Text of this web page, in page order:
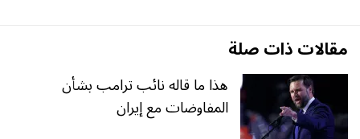
مقالات ذات صلة
هذا ما قاله نائب ترامب بشأن
المفاوضات مع إيران